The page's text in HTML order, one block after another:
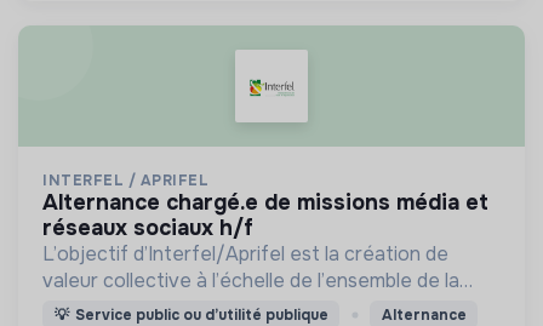
INTERFEL / APRIFEL
alternance chargé.e de missions média et
réseaux sociaux h/f
L’objectif d’Interfel/Aprifel est la création de
valeur collective à l’échelle de l’ensemble de la
filière des fruits & légumes
💡 Service public ou d’utilité publique Alternance